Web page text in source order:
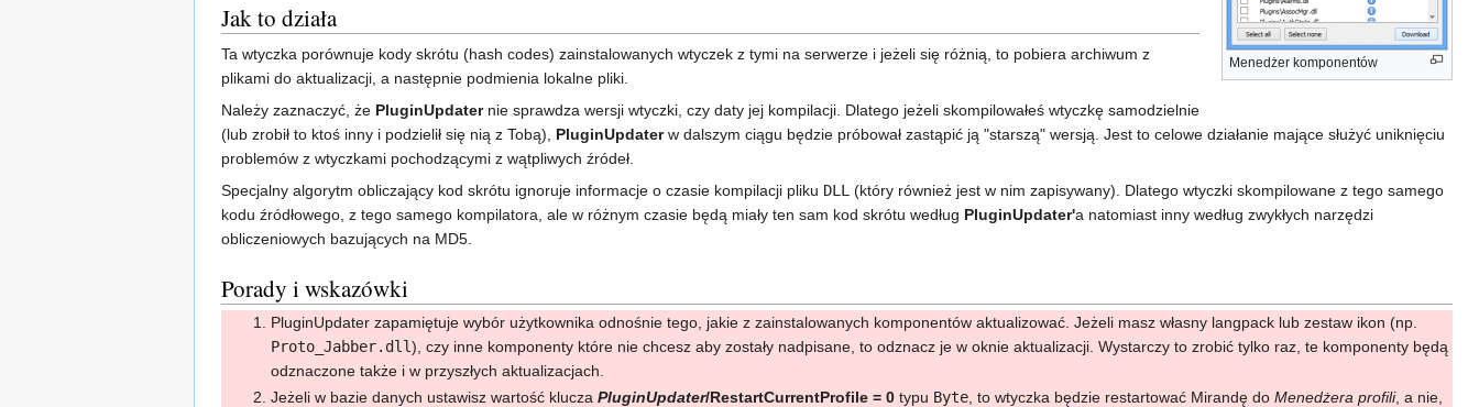
Menedżer komponentów
Jak to działa
Ta wtyczka porównuje kody skrótu (hash codes) zainstalowanych wtyczek z tymi na serwerze i jeżeli się różnią, to pobiera archiwum z
plikami do aktualizacji, a następnie podmienia lokalne pliki.
Należy zaznaczyć, że PluginUpdaternie sprawdza wersji wtyczki, czy daty jej kompilacji. Dlatego jeżeli skompilowałeś wtyczkę samodzielnie
(lub zrobił to ktoś inny i podzielił się nią z Tobą), PluginUpdaterw dalszym ciągu będzie próbował zastąpić ją "starszą" wersją. Jest to celowe działanie mające służyć uniknięciu
problemów z wtyczkami pochodzącymi z wątpliwych źródeł.
Specjalny algorytm obliczający kod skrótu ignoruje informacje o czasie kompilacji pliku DLL (który również jest w nim zapisywany). Dlatego wtyczki skompilowane z tego samego
kodu źródłowego, z tego samego kompilatora, ale w różnym czasie będą miały ten sam kod skrótu według PluginUpdater'a natomiast inny według zwykłych narzędzi
obliczeniowych bazujących na MD5.
Porady i wskazówki
PluginUpdater zapamiętuje wybór użytkownika odnośnie tego, jakie z zainstalowanych komponentów aktualizować. Jeżeli masz własny langpack lub zestaw ikon (np.
Proto_Jabber.dll), czy inne komponenty które nie chcesz aby zostały nadpisane, to odznacz je w oknie aktualizacji. Wystarczy to zrobić tylko raz, te komponenty będą
odznaczone także i w przyszłych aktualizacjach.
Jeżeli w bazie danych ustawisz wartość klucza PluginUpdater/RestartCurrentProfile = 0typu Byte, to wtyczka będzie restartować Mirandę do Menedżera profili, a nie,